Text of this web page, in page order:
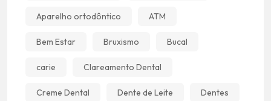
Aparelho ortodôntico ATM
Bem Estar Bruxismo Bucal
carie Clareamento Dental
Creme Dental Dente de Leite Dentes